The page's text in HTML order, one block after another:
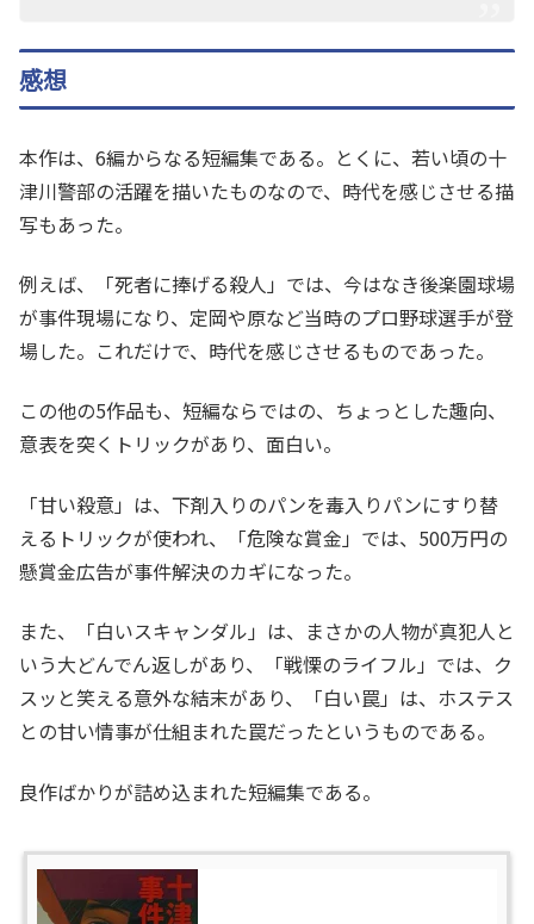
感想
本作は、6編からなる短編集である。とくに、若い頃の十
津川警部の活躍を描いたものなので、時代を感じさせる描
写もあった。
例えば、「死者に捧げる殺人」では、今はなき後楽園球場
が事件現場になり、定岡や原など当時のプロ野球選手が登
場した。これだけで、時代を感じさせるものであった。
この他の5作品も、短編ならではの、ちょっとした趣向、
意表を突くトリックがあり、面白い。
「甘い殺意」は、下剤入りのパンを毒入りパンにすり替
えるトリックが使われ、「危険な賞金」では、500万円の
懸賞金広告が事件解決のカギになった。
また、「白いスキャンダル」は、まさかの人物が真犯人と
いう大どんでん返しがあり、「戦慄のライフル」では、ク
スッと笑える意外な結末があり、「白い罠」は、ホステス
との甘い情事が仕組まれた罠だったというものである。
良作ばかりが詰め込まれた短編集である。